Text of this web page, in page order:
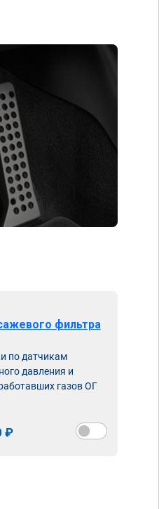
фильтра
по датчикам
давления и
газов ОГ
₽